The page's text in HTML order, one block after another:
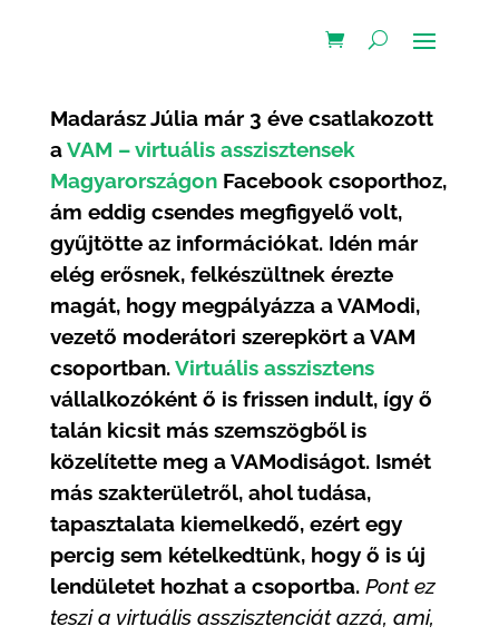
Madarász Júlia már 3 éve csatlakozott
aVAM – virtuális asszisztensek
MagyarországonFacebook csoporthoz,
ám eddig csendes megfigyelő volt,
gyűjtötte az információkat. Idén már
elég erősnek, felkészültnek érezte
magát, hogy megpályázza a VAModi,
vezető moderátori szerepkört a VAM
csoportban.Virtuális asszisztens
vállalkozóként ő is frissen indult, így ő
talán kicsit más szemszögből is
közelítette meg a VAModiságot. Ismét
más szakterületről, ahol tudása,
tapasztalata kiemelkedő, ezért egy
percig sem kételkedtünk, hogy ő is új
lendületet hozhat a csoportba. Pont ez
teszi a virtuális asszisztenciát azzá, ami,